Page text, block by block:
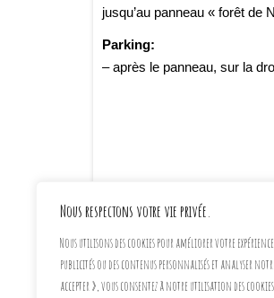
Nous respectons votre vie privée.
Nous utilisons des cookies pour améliorer votre
publicités ou des contenus personnalisés et analyser
accepter », vous consentez à notre utilisation des cookies.
jusqu’au panneau « forêt de
Parking:
– après le panneau, sur la
Billetterie Weezevent